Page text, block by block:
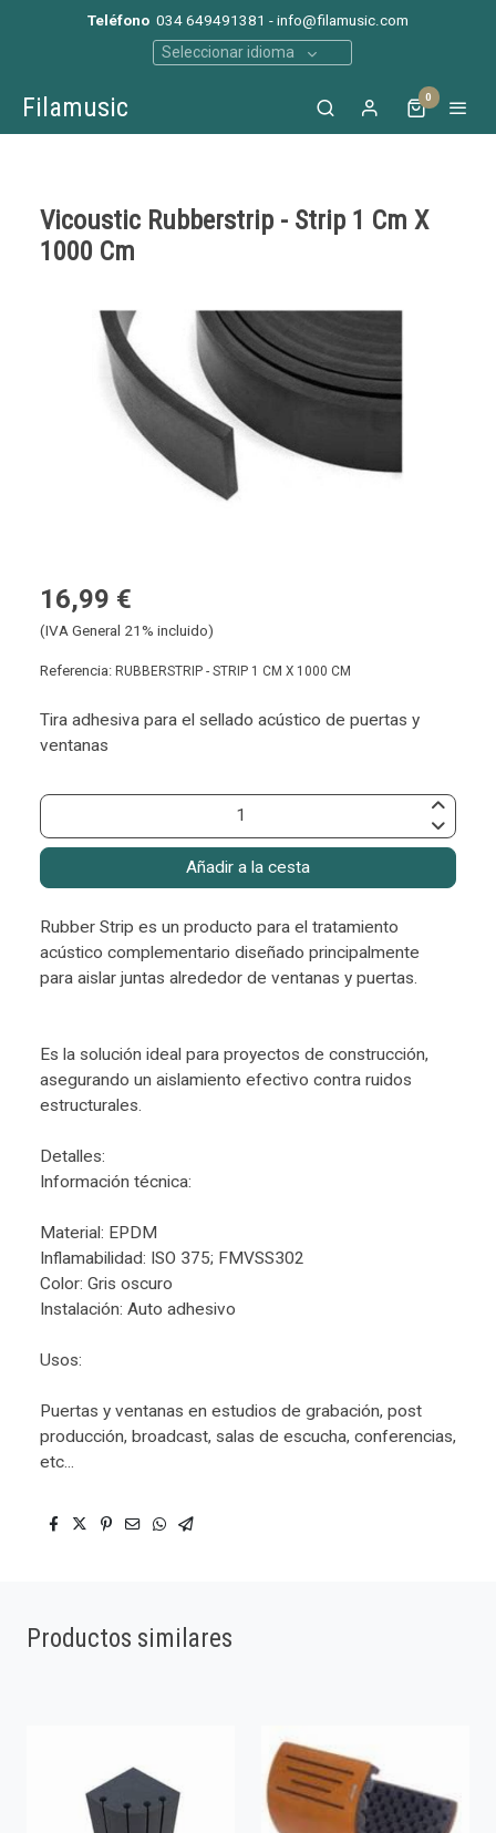
Teléfono 034 649491381 - info@filamusic.com
Seleccionar idioma
Filamusic 0
Vicoustic Rubberstrip - Strip 1 Cm X
1000 Cm
16,99 €
(IVA General 21% incluido)
Referencia: RUBBERSTRIP - STRIP 1 CM X 1000 CM
Tira adhesiva para el sellado acústico de puertas y
ventanas
Añadir a la cesta
Rubber Strip es un producto para el tratamiento
acústico complementario diseñado principalmente
para aislar juntas alrededor de ventanas y puertas.
Es la solución ideal para proyectos de construcción,
asegurando un aislamiento efectivo contra ruidos
estructurales.
Detalles:
Información técnica:
Material: EPDM
Inflamabilidad: ISO 375; FMVSS302
Color: Gris oscuro
Instalación: Auto adhesivo
Usos:
Puertas y ventanas en estudios de grabación, post
producción, broadcast, salas de escucha, conferencias,
etc...
Productos similares